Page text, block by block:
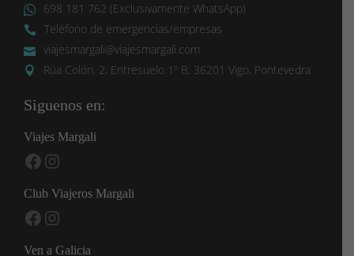
698 181 762 (Exclusivamente WhatsApp)
Teléfono de emergencias/empresas
viajesmargali@viajesmargali.com
Rúa Colón, 2, Entresuelo 1º B, 36201 Vigo, Pontevedra
Siguenos en:
Viajes Margali
Facebook
Instagram
Club Viajeros Margali
Facebook
Instagram
Ven a Galicia